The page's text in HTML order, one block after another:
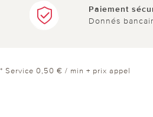
Paiement
Donnés
* Service 0,50 € / min + prix appel